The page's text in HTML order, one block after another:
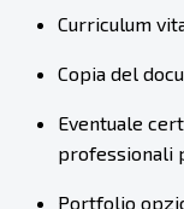
Curriculum
Copia del
Eventuale
professionali
Portfolio